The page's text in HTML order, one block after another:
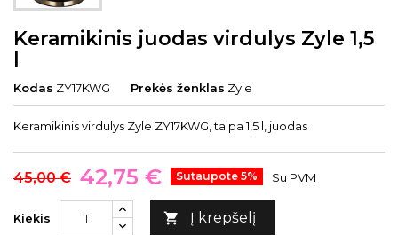
Keramikinis juodas virdulys Zyle 1,5
Kodas ZY17KWG Prekės ženklas Zyle
Keramikinis virdulys Zyle ZY17KWG, talpa 1,5 l, juodas
45,00 € 42,75 € Sutaupote 5% Su PVM
Kiekis  Į krepšelį